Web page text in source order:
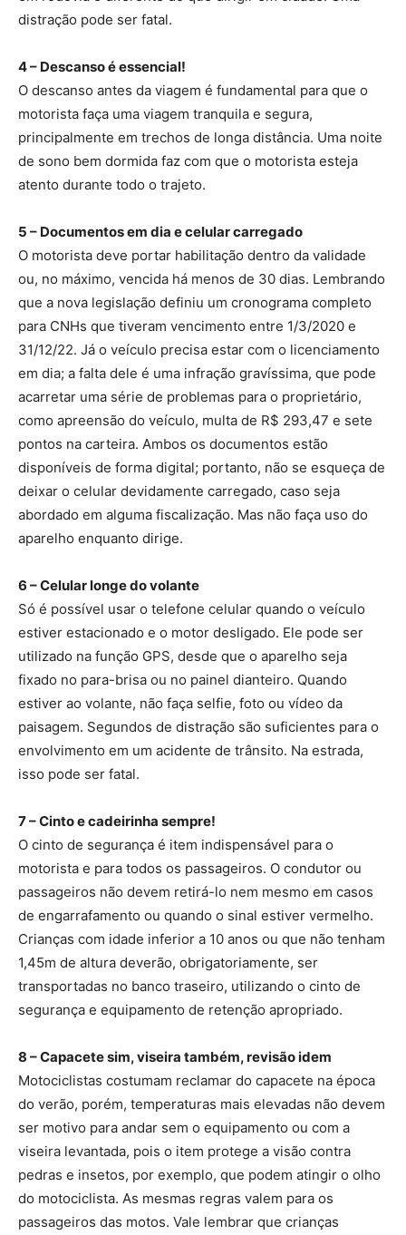
distração pode ser fatal.
4 – Descanso é essencial!
O descanso antes da viagem é fundamental para que o
motorista faça uma viagem tranquila e segura,
principalmente em trechos de longa distância. Uma noite
de sono bem dormida faz com que o motorista esteja
atento durante todo o trajeto.
5 – Documentos em dia e celular carregado
O motorista deve portar habilitação dentro da validade
ou, no máximo, vencida há menos de 30 dias. Lembrando
que a nova legislação definiu um cronograma completo
para CNHs que tiveram vencimento entre 1/3/2020 e
31/12/22. Já o veículo precisa estar com o licenciamento
em dia; a falta dele é uma infração gravíssima, que pode
acarretar uma série de problemas para o proprietário,
como apreensão do veículo, multa de R$ 293,47 e sete
pontos na carteira. Ambos os documentos estão
disponíveis de forma digital; portanto, não se esqueça de
deixar o celular devidamente carregado, caso seja
abordado em alguma fiscalização. Mas não faça uso do
aparelho enquanto dirige.
6 – Celular longe do volante
Só é possível usar o telefone celular quando o veículo
estiver estacionado e o motor desligado. Ele pode ser
utilizado na função GPS, desde que o aparelho seja
fixado no para-brisa ou no painel dianteiro. Quando
estiver ao volante, não faça selfie, foto ou vídeo da
paisagem. Segundos de distração são suficientes para o
envolvimento em um acidente de trânsito. Na estrada,
isso pode ser fatal.
7 – Cinto e cadeirinha sempre!
O cinto de segurança é item indispensável para o
motorista e para todos os passageiros. O condutor ou
passageiros não devem retirá-lo nem mesmo em casos
de engarrafamento ou quando o sinal estiver vermelho.
Crianças com idade inferior a 10 anos ou que não tenham
1,45m de altura deverão, obrigatoriamente, ser
transportadas no banco traseiro, utilizando o cinto de
segurança e equipamento de retenção apropriado.
8 – Capacete sim, viseira também, revisão idem
Motociclistas costumam reclamar do capacete na época
do verão, porém, temperaturas mais elevadas não devem
ser motivo para andar sem o equipamento ou com a
viseira levantada, pois o item protege a visão contra
pedras e insetos, por exemplo, que podem atingir o olho
do motociclista. As mesmas regras valem para os
passageiros das motos. Vale lembrar que crianças